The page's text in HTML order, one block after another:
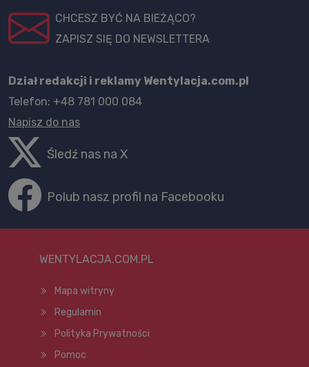
CHCESZ BYĆ NA BIEŻĄCO?
ZAPISZ SIĘ DO NEWSLETTERA
Dział redakcji i reklamy Wentylacja.com.pl
Telefon: +48 781 000 084
Napisz do nas
Śledź nas na X
Polub nasz profil na Facebooku
WENTYLACJA.COM.PL
Mapa witryny
Regulamin
Polityka Prywatności
Pomoc